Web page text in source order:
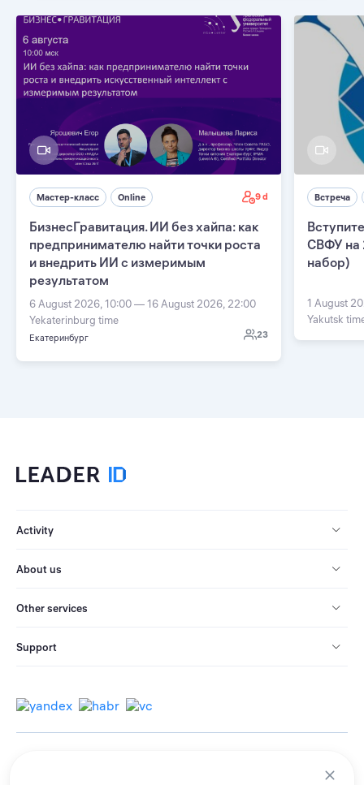
Мастер-класс Online 9 d
БизнесГравитация. ИИ без хайпа: как
предпринимателю найти точки роста
и внедрить ИИ с измеримым
результатом
6 August 2026, 10:00 — 16 August 2026, 22:00
Yekaterinburg time
Екатеринбург 23
Встреча
СВФУ на
набор)
1 August
Yakutsk
Activity
About us
Other services
Support